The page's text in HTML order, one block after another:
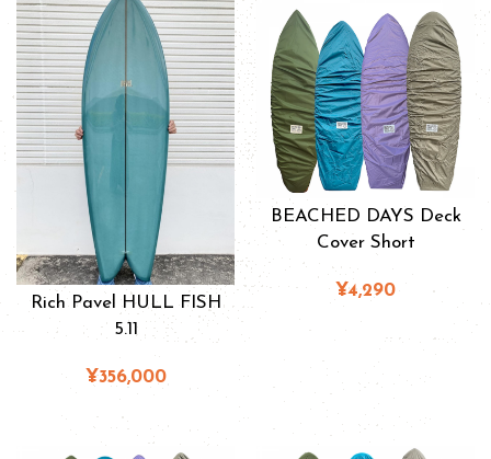
Rich Pavel HULL FISH
5.11
¥356,000
BEACHED DAYS Deck
Cover Short
¥4,290